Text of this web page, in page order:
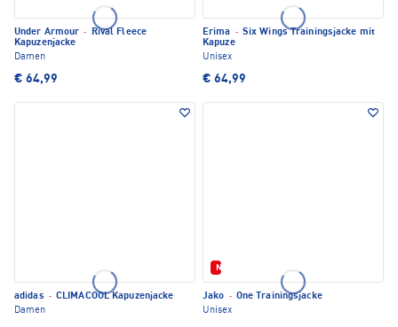
Under Armour ·
Rival Fleece
Kapuzenjacke
Damen
€ 64,99
Erima · Six Wings Trainingsjacke mit
Kapuze
Unisex
€ 64,99
adidas · CLIMACOOL Kapuzenjacke
Damen
Neu
Jako · One Trainingsjacke
Unisex